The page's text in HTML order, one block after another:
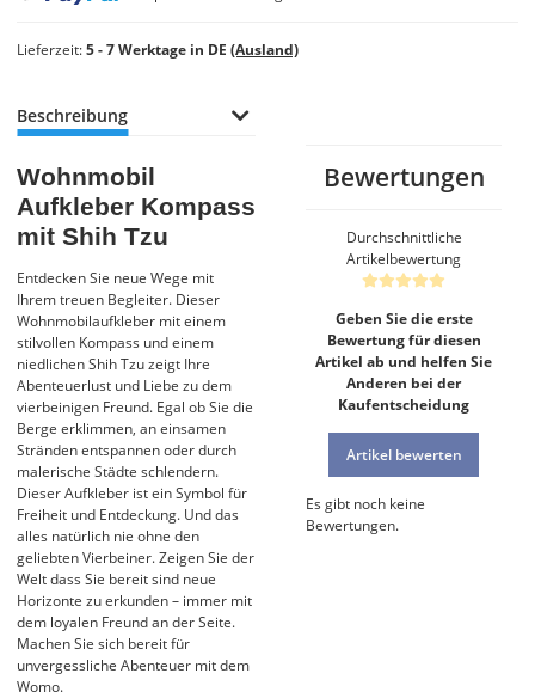
Lieferzeit:5 - 7 Werktage in DE (Ausland)
Beschreibung
Wohnmobil
Aufkleber Kompass
mit Shih Tzu
Entdecken Sie neue Wege mit
Ihrem treuen Begleiter. Dieser
Wohnmobilaufkleber mit einem
stilvollen Kompass und einem
niedlichen Shih Tzu zeigt Ihre
Abenteuerlust und Liebe zu dem
vierbeinigen Freund. Egal ob Sie die
Berge erklimmen, an einsamen
Stränden entspannen oder durch
malerische Städte schlendern.
Dieser Aufkleber ist ein Symbol für
Freiheit und Entdeckung. Und das
alles natürlich nie ohne den
geliebten Vierbeiner. Zeigen Sie der
Welt dass Sie bereit sind neue
Horizonte zu erkunden – immer mit
dem loyalen Freund an der Seite.
Machen Sie sich bereit für
unvergessliche Abenteuer mit dem
Womo.
Bewertungen
Durchschnittliche
Artikelbewertung
Geben Sie die erste
Bewertung für diesen
Artikel ab und helfen Sie
Anderen bei der
Kaufentscheidung
Artikel bewerten
Es gibt noch keine
Bewertungen.